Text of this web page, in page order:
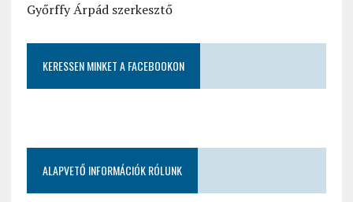
Győrffy Árpád szerkesztő
KERESSEN MINKET A FACEBOOKON
ALAPVETŐ INFORMÁCIÓK RÓLUNK